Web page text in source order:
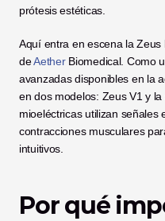
prótesis estéticas.
Aquí entra en escena la
de Aether Biomedical. Como
avanzadas disponibles en la
en dos modelos: Zeus V1 y
mioeléctricas utilizan señales
contracciones musculares
intuitivos.
Por qué